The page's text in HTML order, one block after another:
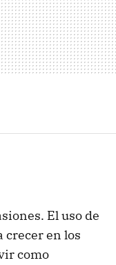
El uso de
crecer en los
como